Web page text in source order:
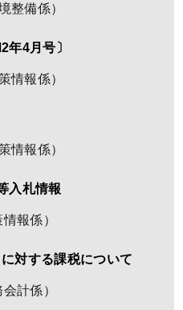
整備係）
年4月号〕
情報係）
情報係）
入札情報
情報係）
対する課税について
会計係）